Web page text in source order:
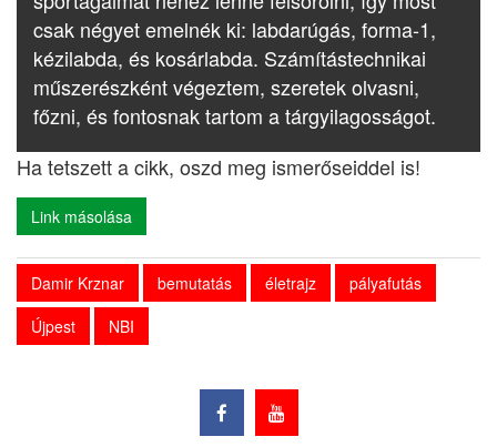
csak négyet emelnék ki: labdarúgás, forma-1,
kézilabda, és kosárlabda. Számítástechnikai
műszerészként végeztem, szeretek olvasni,
főzni, és fontosnak tartom a tárgyilagosságot.
Ha tetszett a cikk, oszd meg ismerőseiddel is!
Link másolása
Damir Krznar bemutatás életrajz
pályafutás
Újpest
NBI